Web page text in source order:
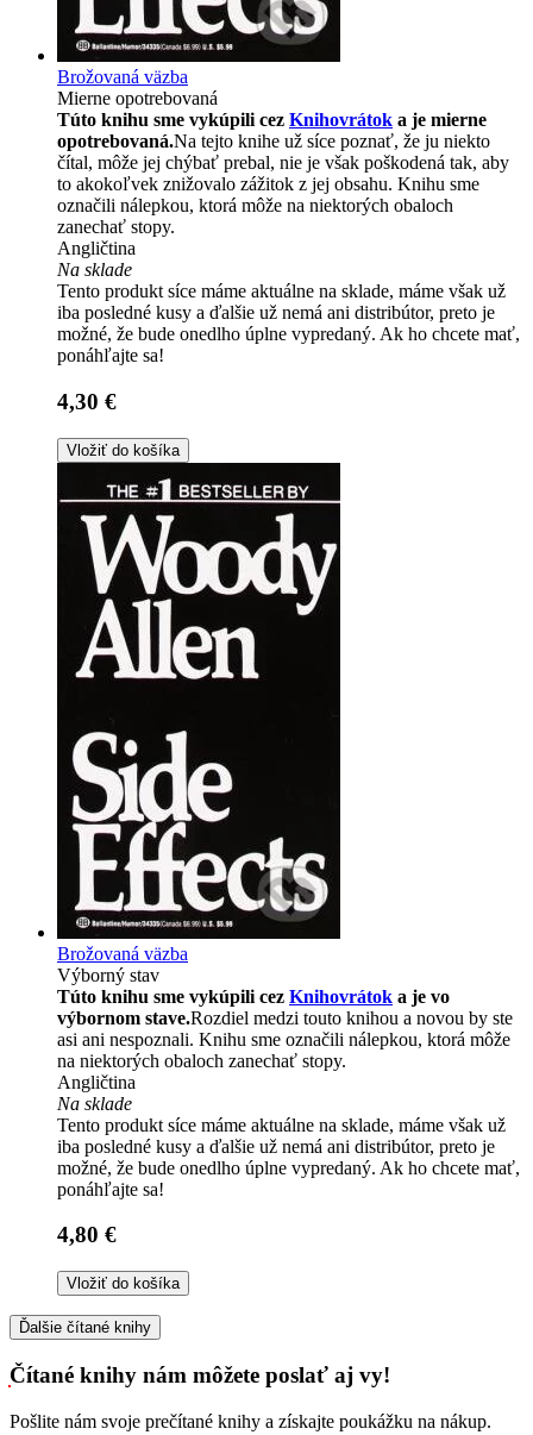
Brožovaná väzba
Mierne opotrebovaná
Túto knihu sme vykúpili cez Knihovrátok a je mierne
opotrebovaná.Na tejto knihe už síce poznať, že ju niekto
čítal, môže jej chýbať prebal, nie je však poškodená tak, aby
to akokoľvek znižovalo zážitok z jej obsahu. Knihu sme
označili nálepkou, ktorá môže na niektorých obaloch
zanechať stopy.
Angličtina
Na sklade
Tento produkt síce máme aktuálne na sklade, máme však už
iba posledné kusy a ďalšie už nemá ani distribútor, preto je
možné, že bude onedlho úplne vypredaný. Ak ho chcete mať,
ponáhľajte sa!
4,30 €
Vložiť do košíka
Brožovaná väzba
Výborný stav
Túto knihu sme vykúpili cez Knihovrátok a je vo
výbornom stave.Rozdiel medzi touto knihou a novou by ste
asi ani nespoznali. Knihu sme označili nálepkou, ktorá môže
na niektorých obaloch zanechať stopy.
Angličtina
Na sklade
Tento produkt síce máme aktuálne na sklade, máme však už
iba posledné kusy a ďalšie už nemá ani distribútor, preto je
možné, že bude onedlho úplne vypredaný. Ak ho chcete mať,
ponáhľajte sa!
4,80 €
Vložiť do košíka
Ďalšie čítané knihy
Čítané knihy nám môžete poslať aj vy!
Pošlite nám svoje prečítané knihy a získajte poukážku na nákup.